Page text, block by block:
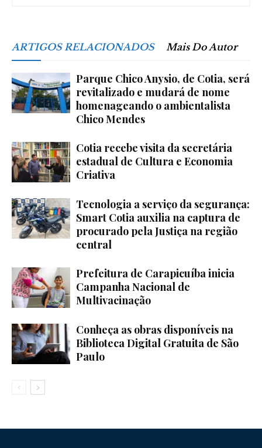
ARTIGOS RELACIONADOS Mais Do Autor
Parque Chico Anysio, de Cotia, será
revitalizado e mudará de nome
homenageando o ambientalista
Chico Mendes
Cotia recebe visita da secretária
estadual de Cultura e Economia
Criativa
Tecnologia a serviço da segurança:
Smart Cotia auxilia na captura de
procurado pela Justiça na região
central
Prefeitura de Carapicuíba inicia
Campanha Nacional de
Multivacinação
Conheça as obras disponíveis na
Biblioteca Digital Gratuita de São
Paulo